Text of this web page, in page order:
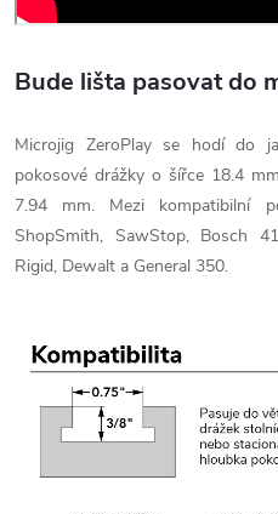
Bude lišta pasovat do
Microjig ZeroPlay se hodí do
pokosové drážky o šířce 18.4
7.94 mm. Mezi kompatibilní
ShopSmith, SawStop, Bosch
Rigid, Dewalt a General 350.